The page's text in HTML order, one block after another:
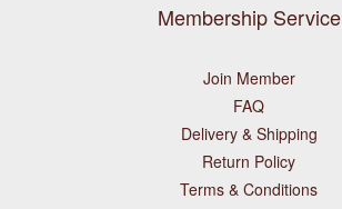
Membership Service
Join Member
FAQ
Delivery & Shipping
Return Policy
Terms & Conditions